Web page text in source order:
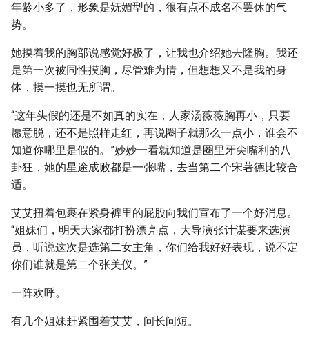
年龄小多了，形象是妩媚型的，很有点不成名不罢休的气
势。
她摸着我的胸部说感觉好极了，让我也介绍她去隆胸。我还
是第一次被同性摸胸，尽管难为情，但想想又不是我的身
体，摸一摸也无所谓。
“这年头假的还是不如真的实在，人家汤薇薇胸再小，只要
愿意脱，还不是照样走红，再说圈子就那么一点小，谁会不
知道你哪里是假的。”妙妙一看就知道是圈里牙尖嘴利的八
卦狂，她的星途成败都是一张嘴，去当第二个宋著德比较合
适。
艾艾扭着包裹在紧身裤里的屁股向我们宣布了一个好消息。
“姐妹们，明天大家都打扮漂亮点，大导演张计谋要来选演
员，听说这次是选第二女主角，你们给我好好表现，说不定
你们谁就是第二个张美仪。”
一阵欢呼。
有几个姐妹赶紧围着艾艾，问长问短。